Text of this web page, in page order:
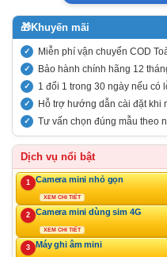
🎁Khuyến mãi
Miễn phí vận chuyển COD
Bảo hành chính hãng 12
1 đổi 1 trong 30 ngày nếu có
Hỗ trợ hướng dẫn cài đặt khi
Tư vấn chọn đúng mẫu theo
Dịch vụ nổi bật
1 Camera mini nhỏ gọn
XEM CHI TIẾT
2 Camera mini dùng sim 4G
XEM CHI TIẾT
3 Máy ghi âm mini